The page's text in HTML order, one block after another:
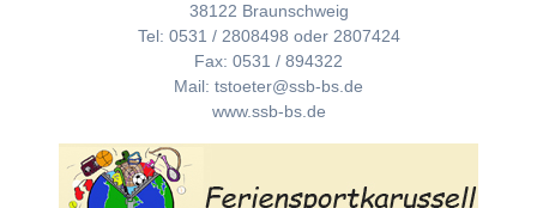
38122 Braunschweig
Tel: 0531 / 2808498 oder 2807424
Fax: 0531 / 894322
Mail: tstoeter@ssb-bs.de
www.ssb-bs.de